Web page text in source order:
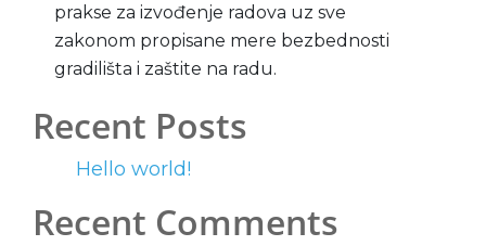
prakse za izvođenje radova uz sve
zakonom propisane mere bezbednosti
gradilišta i zaštite na radu.
Recent Posts
Hello world!
Recent Comments